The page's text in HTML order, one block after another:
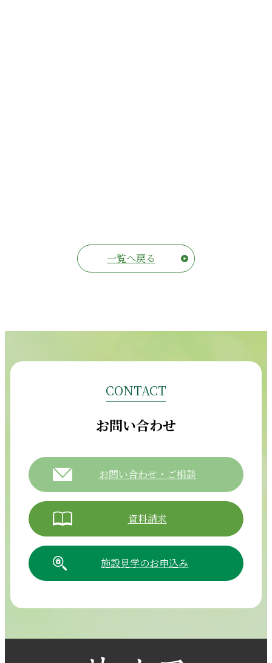
054-265-5811
【電話受付時間】8:30～17:30（月曜～土曜）
一覧へ戻る
CONTACT
お問い合わせ
お問い合わせ・ご相談
資料請求
施設見学のお申込み